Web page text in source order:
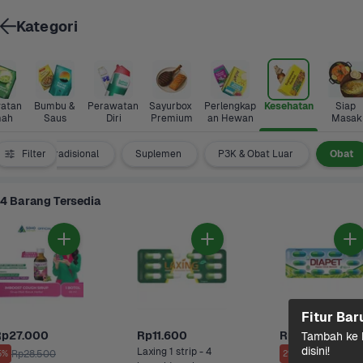
Bumbu &
Saus
Perawatan
Diri
Sayurbox
Premium
Perlengkap
an Hewan
Kesehatan
Siap
Masak
Filter
Obat Tradisional Suplemen P3K & Obat Luar Obat
4 Barang Tersedia
Rp28.500
Rp11.600
Laxing 1 strip - 4
Rp7.300
2% Rp7.500
Kategori
Fitur
Tambah
disini!